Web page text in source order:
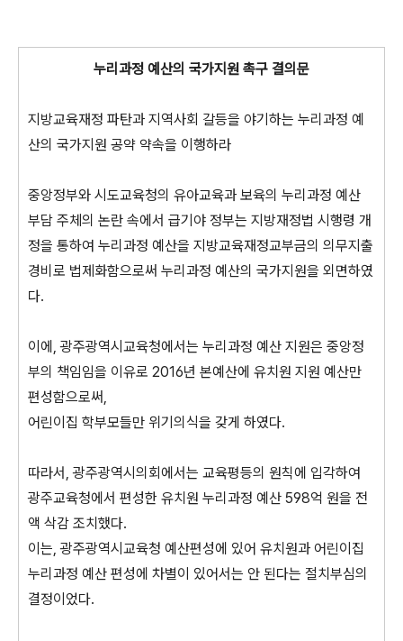
누리과정 예산의 국가지원 촉구 결의문
지방교육재정 파탄과 지역사회 갈등을 야기하는 누리과정 예
산의 국가지원 공약 약속을 이행하라
중앙정부와 시도교육청의 유아교육과 보육의 누리과정 예산
부담 주체의 논란 속에서 급기야 정부는 지방재정법 시행령 개
정을 통하여 누리과정 예산을 지방교육재정교부금의 의무지출
경비로 법제화함으로써 누리과정 예산의 국가지원을 외면하였
다.
이에, 광주광역시교육청에서는 누리과정 예산 지원은 중앙정
부의 책임임을 이유로 2016년 본예산에 유치원 지원 예산만
편성함으로써,
어린이집 학부모들만 위기의식을 갖게 하였다.
따라서, 광주광역시의회에서는 교육평등의 원칙에 입각하여
광주교육청에서 편성한 유치원 누리과정 예산 598억 원을 전
액 삭감 조치했다.
이는, 광주광역시교육청 예산편성에 있어 유치원과 어린이집
누리과정 예산 편성에 차별이 있어서는 안 된다는 절치부심의
결정이었다.